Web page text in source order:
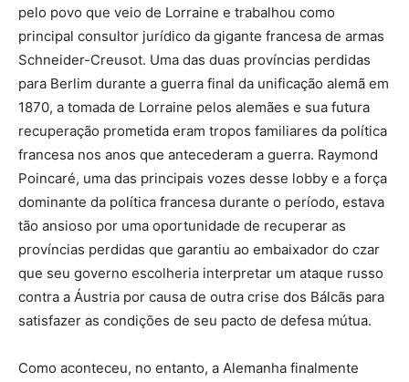
pelo povo que veio de Lorraine e trabalhou como
principal consultor jurídico da gigante francesa de armas
Schneider-Creusot. Uma das duas províncias perdidas
para Berlim durante a guerra final da unificação alemã em
1870, a tomada de Lorraine pelos alemães e sua futura
recuperação prometida eram tropos familiares da política
francesa nos anos que antecederam a guerra. Raymond
Poincaré, uma das principais vozes desse lobby e a força
dominante da política francesa durante o período, estava
tão ansioso por uma oportunidade de recuperar as
províncias perdidas que garantiu ao embaixador do czar
que seu governo escolheria interpretar um ataque russo
contra a Áustria por causa de outra crise dos Bálcãs para
satisfazer as condições de seu pacto de defesa mútua.
Como aconteceu, no entanto, a Alemanha finalmente